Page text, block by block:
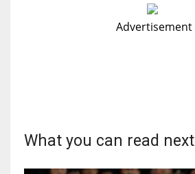
Advertisement
What you can read next